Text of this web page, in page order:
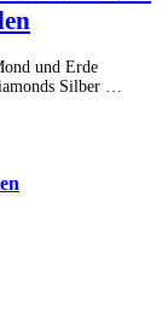
und Erde
Silber …